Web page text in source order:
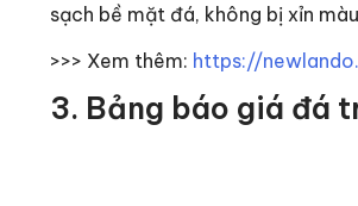
sạch bề mặt đá, không bị xỉn
>>> Xem thêm: https://
3. Bảng báo giá đá